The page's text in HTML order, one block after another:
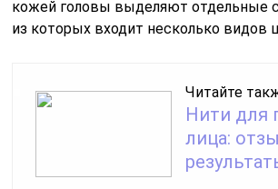
кожей головы выделяют отдельные
из которых входит несколько видов
Читайте
Нити для
лица: